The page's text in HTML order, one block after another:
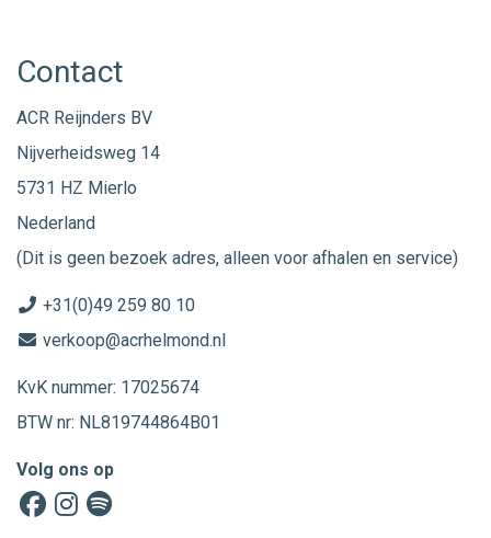
Contact
ACR Reijnders BV
Nijverheidsweg 14
5731 HZ Mierlo
Nederland
(Dit is geen bezoek adres, alleen voor afhalen en service)
+31(0)49 259 80 10
verkoop@acrhelmond.nl
KvK nummer: 17025674
BTW nr: NL819744864B01
Volg ons op